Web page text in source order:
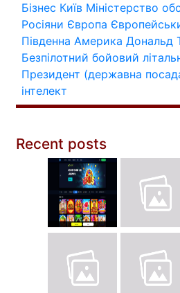
Бізнес Київ Міністерство
Росіяни Європа
Південна Америка Дональд
Безпілотний бойовий
Президент (державна
інтелект
Recent posts